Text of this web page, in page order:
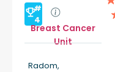
#
4
Breast Cancer
Unit
Radom,